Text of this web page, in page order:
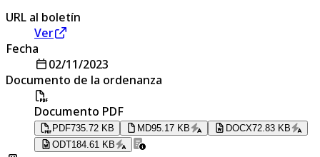
URL al boletín
Ver
Fecha
02/11/2023
Documento de la ordenanza
Documento PDF
PDF735.72 KB MD95.17 KB DOCX72.83 KB
ODT184.61 KB